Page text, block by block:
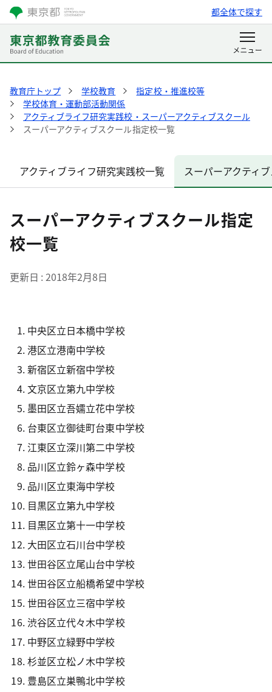
都全体で探す
教育庁トップ 学校教育
指定校・推進校等
学校体育・運動部活動関係
アクティブライフ研究実践校・スーパーアクティブスクール
スーパーアクティブスクール指定校一覧
アクティブライフ研究実践校一覧 スーパーアクティ
スーパーアクティブスクール指定
校一覧
更新日 2018年2月8日
中央区立日本橋中学校
港区立港南中学校
新宿区立新宿中学校
文京区立第九中学校
墨田区立吾嬬立花中学校
台東区立御徒町台東中学校
江東区立深川第二中学校
品川区立鈴ヶ森中学校
品川区立東海中学校
目黒区立第九中学校
目黒区立第十一中学校
大田区立石川台中学校
世田谷区立尾山台中学校
世田谷区立船橋希望中学校
世田谷区立三宿中学校
渋谷区立代々木中学校
中野区立緑野中学校
杉並区立松ノ木中学校
豊島区立巣鴨北中学校